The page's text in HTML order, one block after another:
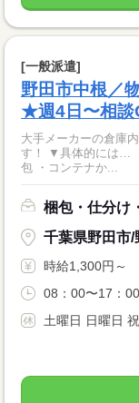
[一般派遣]
野田市中根／
★週4日〜相談
大手メーカーの倉庫
す！ ▼具体的には… ・入荷した物品の仕分け作業 ・商品の検品や梱
包 ・コンテナか...
梱包・仕分け
千葉県野田市/
時給1,300円～
08：00〜17：
土曜日 日曜日